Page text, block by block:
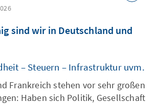
sind wir in Deutschland und
– Steuern – Infrastruktur uvm.
Frankreich stehen vor sehr großen
Haben sich Politik, Gesellschaft